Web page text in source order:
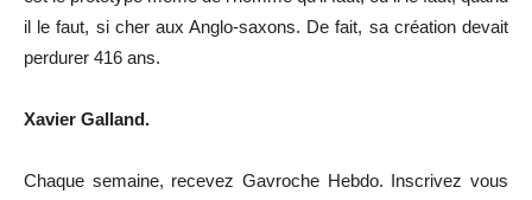
il le faut, si cher aux Anglo-saxons. De fait, sa création devait
perdurer 416 ans.
Xavier Galland.
Chaque semaine, recevez Gavroche Hebdo. Inscrivez vous